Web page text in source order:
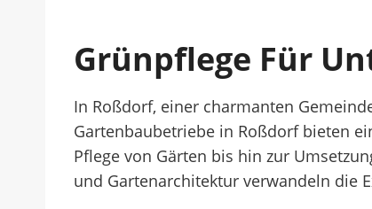
Grünpflege Für
In Roßdorf, einer charmanten
Gartenbaubetriebe in Roßdorf bieten
Pflege von Gärten bis hin zur
und Gartenarchitektur verwandeln die